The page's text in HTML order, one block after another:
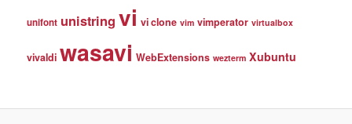
unifont unistring vi vi clone vim vimperator virtualbox
vivaldi wasavi WebExtensions wezterm Xubuntu